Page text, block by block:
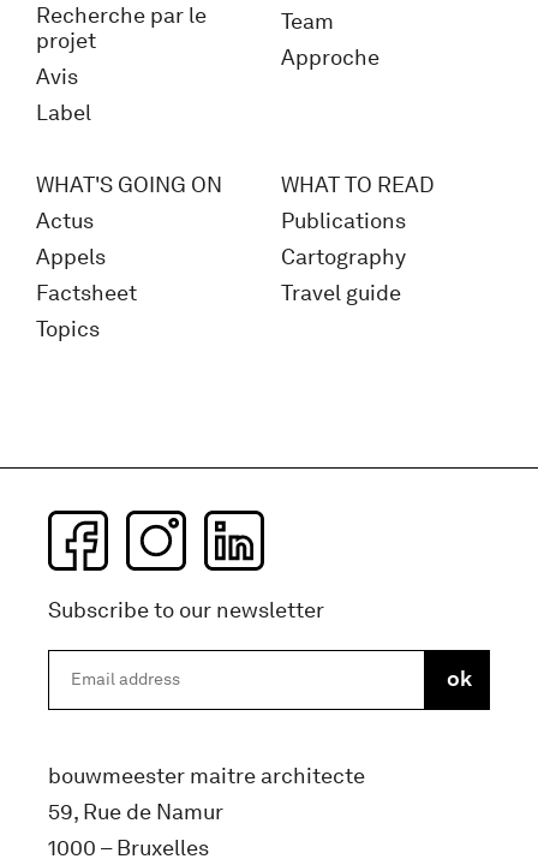
Recherche par le
projet
Avis
Label
Team
Approche
WHAT'S GOING ON
Actus
Appels
Factsheet
Topics
WHAT TO READ
Publications
Cartography
Travel guide
Subscribe to our newsletter
bouwmeester maitre architecte
59, Rue de Namur
1000 – Bruxelles